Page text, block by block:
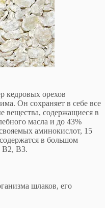
кедровых орехов
Он сохраняет в себе все
вещества, содержащиеся в
масла и до 43%
аминокислот, 15
в большом
В2, В3.
шлаков, его